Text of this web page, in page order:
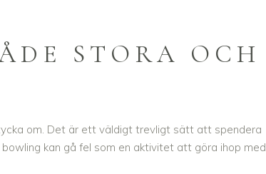
STORA OCH
om. Det är ett väldigt trevligt sätt att spendera
kan gå fel som en aktivitet att göra ihop med